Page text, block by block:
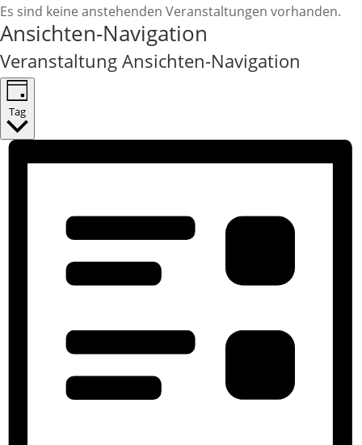
Es sind keine anstehenden Veranstaltungen vorhanden.
Ansichten-Navigation
Veranstaltung Ansichten-Navigation
Tag